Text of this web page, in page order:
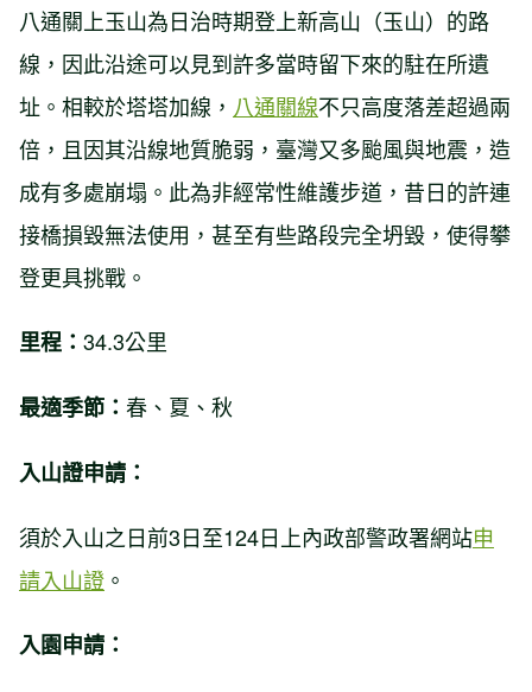
八通關上玉山為日治時期登上新高山（玉山）的路
線，因此沿途可以見到許多當時留下來的駐在所遺
址。相較於塔塔加線， 八通關線不只高度落差超過兩
倍，且因其沿線地質脆弱，臺灣又多颱風與地震，造
成有多處崩塌。此為非經常性維護步道，昔日的許連
接橋損毀無法使用，甚至有些路段完全坍毀，使得攀
登更具挑戰。
里程： 34.3公里
最適季節： 春、夏、秋
入山證申請：
須於入山之日前3日至124日上內政部警政署網站申
請入山證 。
入園申請：